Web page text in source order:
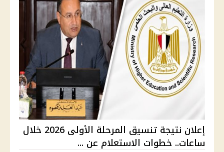
إعلان نتيجة تنسيق المرحلة الأولى 2026 خلال
ساعات.. خطوات الاستعلام عن ...